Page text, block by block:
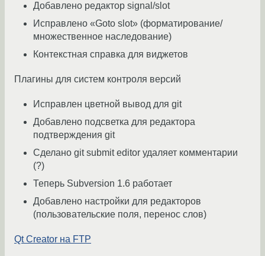
Добавлено редактор signal/slot
Исправлено «Goto slot» (форматирование/
множественное наследование)
Контекстная справка для виджетов
Плагины для систем контроля версий
Исправлен цветной вывод для git
Добавлено подсветка для редактора
подтверждения git
Сделано git submit editor удаляет комментарии
(?)
Теперь Subversion 1.6 работает
Добавлено настройки для редакторов
(пользовательские поля, перенос слов)
Qt Creator на FTP